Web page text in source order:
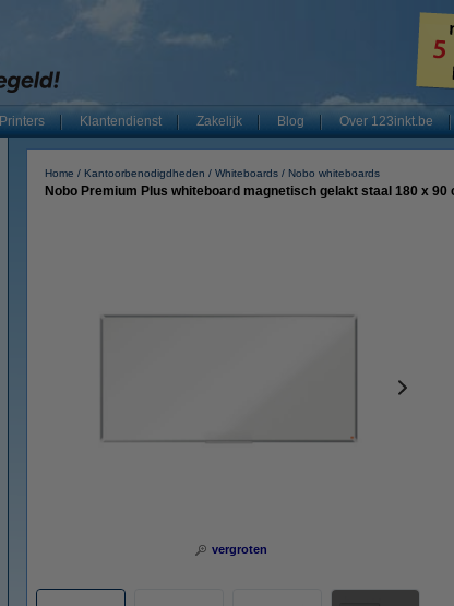
Printers Klantendienst Zakelijk Blog Over 123inkt.be
Home Kantoorbenodigdheden Whiteboards Nobo whiteboards
Nobo Premium Plus whiteboard magnetisch gelakt staal 180 x 90
vergroten